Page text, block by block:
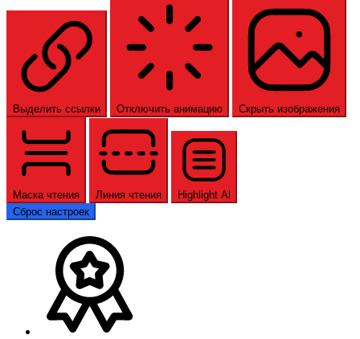
Выделить ссылки Отключить анимацию Скрыть изображения
Маска чтения Линия чтения
Highlight Al
Сброс настроек